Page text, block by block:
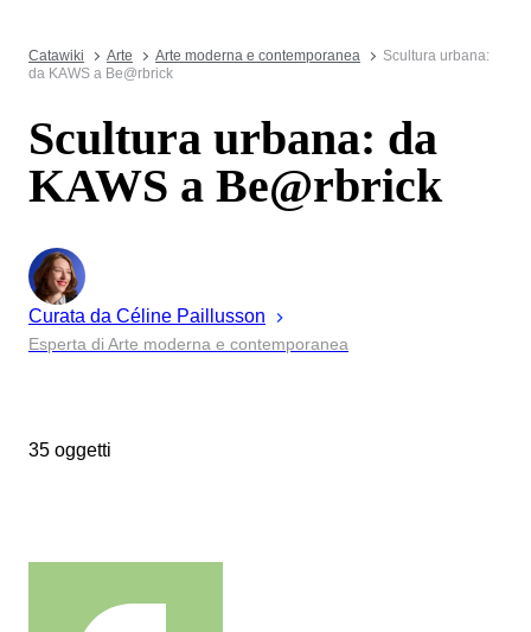
Catawiki Arte Arte moderna e contemporanea
Scultura urbana:
da KAWS a Be@rbrick
Scultura urbana: da
KAWS a Be@rbrick
Curata da Céline Paillusson
Esperta di Arte moderna e contemporanea
35 oggetti